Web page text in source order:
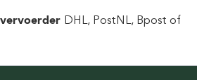
DHL, PostNL, Bpost of